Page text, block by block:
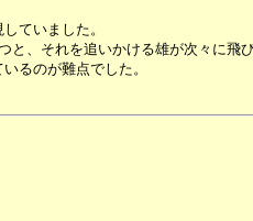
ていました。
と、それを追いかける雄が次々に飛
るのが難点でした。